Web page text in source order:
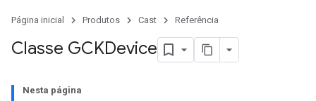
Página inicial Produtos Cast Referência
Classe GCKDevice
Nesta página